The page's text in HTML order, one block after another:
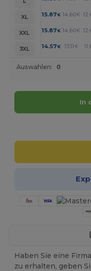
XL
15.87€ 14.60€
XXL
15.87€ 14.60€
3XL
14.57€ 13.11 €
Auswahlen: 0
In
Haben Sie eine
zu erhalten, geben